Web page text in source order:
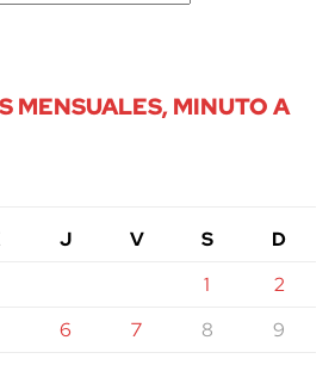
MENSUALES, MINUTO A
J V S
D
1
2
6 7 8
9